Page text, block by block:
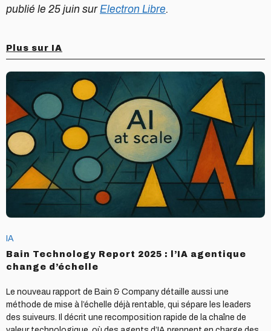
publié le 25 juin sur Electron Libre.
Plus sur IA
Bain
Technology
Report
2025
l’IA
agentique
change
d’échelle
IA
Bain Technology Report 2025 : l’IA agentique
change d’échelle
Le nouveau rapport de Bain & Company détaille aussi une
méthode de mise à l’échelle déjà rentable, qui sépare les leaders
des suiveurs. Il décrit une recomposition rapide de la chaîne de